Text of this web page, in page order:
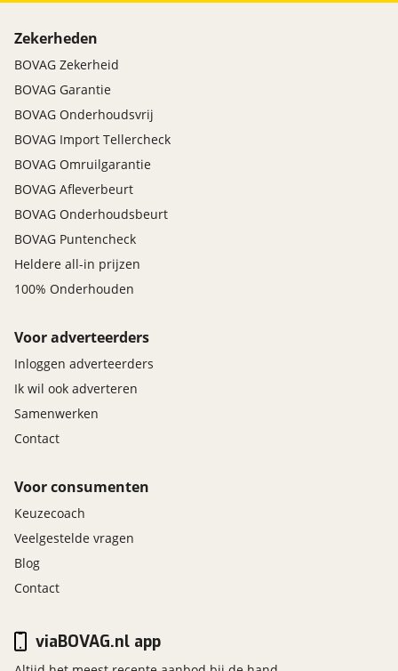
Zekerheden
BOVAG Zekerheid
BOVAG Garantie
BOVAG Onderhoudsvrij
BOVAG Import Tellercheck
BOVAG Omruilgarantie
BOVAG Afleverbeurt
BOVAG Onderhoudsbeurt
BOVAG Puntencheck
Heldere all-in prijzen
100% Onderhouden
Voor adverteerders
Inloggen adverteerders
Ik wil ook adverteren
Samenwerken
Contact
Voor consumenten
Keuzecoach
Veelgestelde vragen
Blog
Contact
viaBOVAG.nl app